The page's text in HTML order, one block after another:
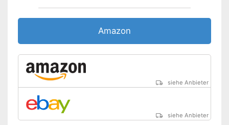
Amazon
siehe Anbieter
siehe Anbieter